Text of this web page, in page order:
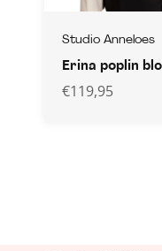
Studio Anneloes
Erina poplin
€119,95